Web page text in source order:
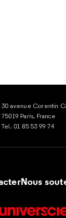
30 avenue Corentin
75019 Paris, France
Tel. 01 85 53 99 74
Nous